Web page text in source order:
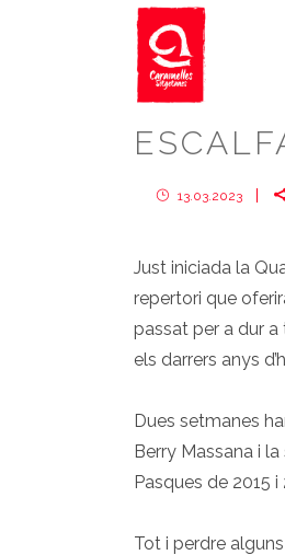
13.03.2023
Just iniciada la
repertori que
passat per a dur
els darrers anys
Dues setmanes
Berry Massana i
Pasques de 2015
Tot i perdre